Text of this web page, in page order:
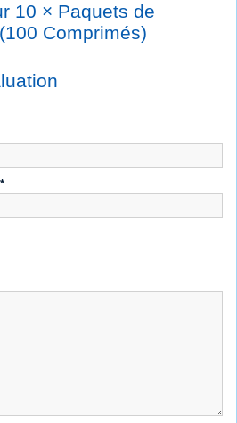
10 × Paquets de
Comprimés)